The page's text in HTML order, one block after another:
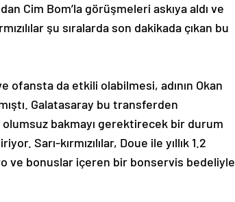
Cim Bom’la görüşmeleri askıya aldı ve
şu sıralarda son dakikada çıkan bu
ofansta da etkili olabilmesi, adının Okan
Galatasaray bu transferden
bakmayı gerektirecek bir durum
Sarı-kırmızılılar, Doue ile yıllık 1.2
ve bonuslar içeren bir bonservis bedeliyle